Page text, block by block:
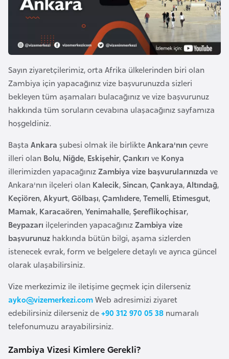
Sayın ziyaretçilerimiz, orta Afrika ülkelerinden biri olan
Zambiya için yapacağınız vize başvurunuzda sizleri
bekleyen tüm aşamaları bulacağınız ve vize başvurunuz
hakkında tüm soruların cevabına ulaşacağınız sayfamıza
hoşgeldiniz.
Başta Ankara şubesi olmak ile birlikteAnkara'nınçevre
illeri olan Bolu, Niğde, Eskişehir,Çankırı ve Konya
illerimizden yapacağınızZambiya vize başvurularınızda ve
Ankara'nın ilçeleri olan Kalecik,Sincan,Çankaya,Altındağ,
Keçiören,Akyurt,Gölbaşı,Çamlıdere,Temelli, Etimesgut,
Mamak, Karacaören,Yenimahalle,Şereflikoçhisar,
Beypazarı ilçelerinden yapacağınızZambiya vize
başvurunuz hakkında bütün bilgi, aşama sizlerden
istenecek evrak, form ve belgelere detaylı ve ayrıca güncel
olarak ulaşabilirsiniz.
Vize merkezimiz ile iletişime geçmek için dilerseniz
ayko@vizemerkezi.comWeb adresimizi ziyaret
edebilirsiniz dilerseniz de+90 312 970 05 38 numaralı
telefonumuzu arayabilirsiniz.
Zambiya Vizesi Kimlere Gerekli?
e
a
n
g
a
d
e
ş
B
e
l
a
r
u
s
B
e
ç